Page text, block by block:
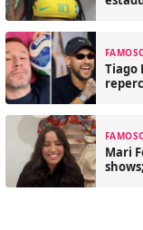
Tiago
Mari